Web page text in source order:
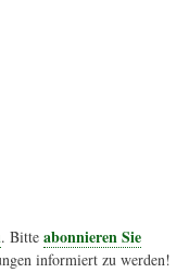
. Bitte abonnieren Sie
informiert zu werden!